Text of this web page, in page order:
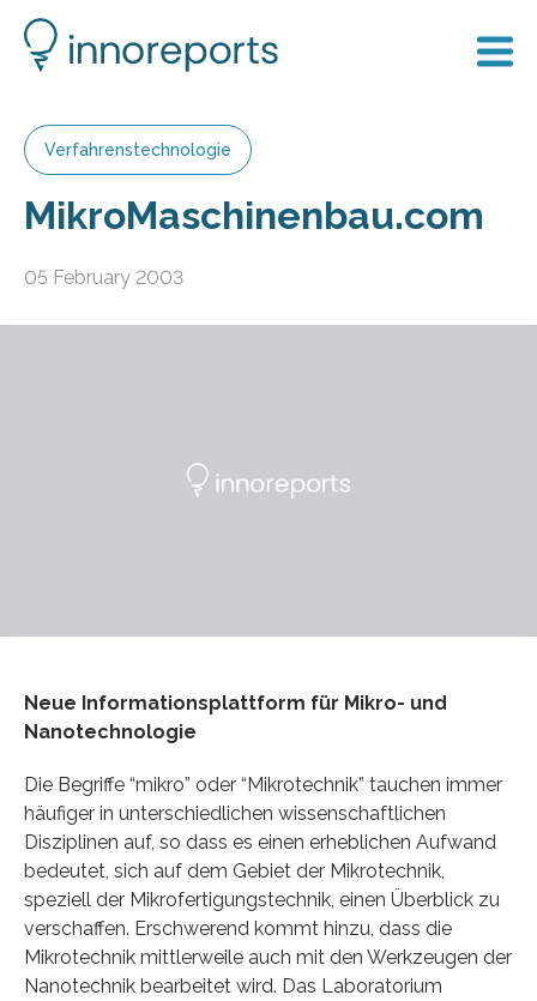
Verfahrenstechnologie
MikroMaschinenbau.com
05 February 2003
Neue Informationsplattform für Mikro- und
Nanotechnologie
Die Begriffe “mikro” oder “Mikrotechnik” tauchen immer
häufiger in unterschiedlichen wissenschaftlichen
Disziplinen auf, so dass es einen erheblichen Aufwand
bedeutet, sich auf dem Gebiet der Mikrotechnik,
speziell der Mikrofertigungstechnik, einen Überblick zu
verschaffen. Erschwerend kommt hinzu, dass die
Mikrotechnik mittlerweile auch mit den Werkzeugen der
Nanotechnik bearbeitet wird. Das Laboratorium